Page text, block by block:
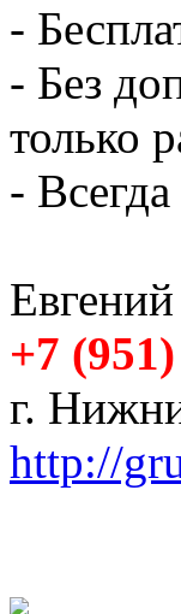
-
- Без
только
-
Евгений
+7
г.
http://